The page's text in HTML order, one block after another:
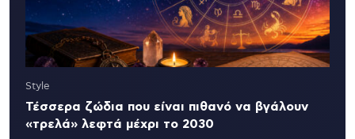
Style
Τέσσερα ζώδια που είναι πιθανό να βγάλουν
«τρελά» λεφτά μέχρι το 2030